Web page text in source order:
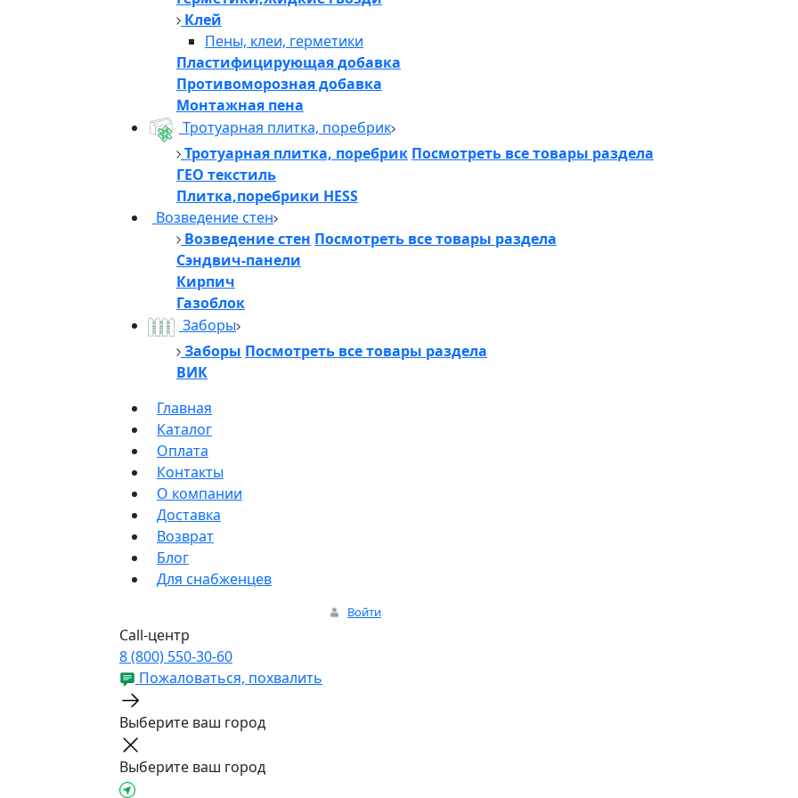
Клей
Пены, клеи, герметики
Пластифицирующая добавка
Противоморозная добавка
Монтажная пена
Тротуарная плитка, поребрик
Тротуарная плитка, поребрик Посмотреть все товары раздела
ГЕО текстиль
Плитка,поребрики HESS
Возведение стен
Возведение стен Посмотреть все товары раздела
Сэндвич-панели
Кирпич
Газоблок
Заборы
Заборы Посмотреть все товары раздела
ВИК
Главная
Каталог
Оплата
Контакты
О компании
Доставка
Возврат
Блог
Для снабженцев
Войти
Call-центр
8 (800) 550-30-60
Пожаловаться, похвалить
Выберите ваш город
Выберите ваш город